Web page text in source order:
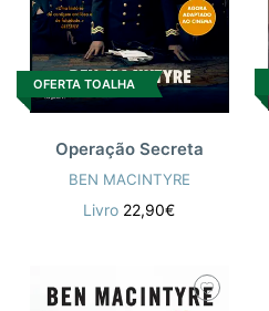
OFERTA TOALHA
Operação Secreta
BEN MACINTYRE
Livro 22,90€